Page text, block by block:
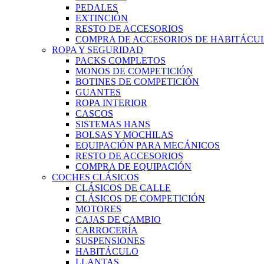
PEDALES
EXTINCIÓN
RESTO DE ACCESORIOS
COMPRA DE ACCESORIOS DE
ROPA Y SEGURIDAD
PACKS COMPLETOS
MONOS DE COMPETICIÓN
BOTINES DE COMPETICIÓN
GUANTES
ROPA INTERIOR
CASCOS
SISTEMAS HANS
BOLSAS Y MOCHILAS
EQUIPACIÓN PARA MECÁNICOS
RESTO DE ACCESORIOS
COMPRA DE EQUIPACIÓN
COCHES CLÁSICOS
CLÁSICOS DE CALLE
CLÁSICOS DE COMPETICIÓN
MOTORES
CAJAS DE CAMBIO
CARROCERÍA
SUSPENSIONES
HABITÁCULO
LLANTAS